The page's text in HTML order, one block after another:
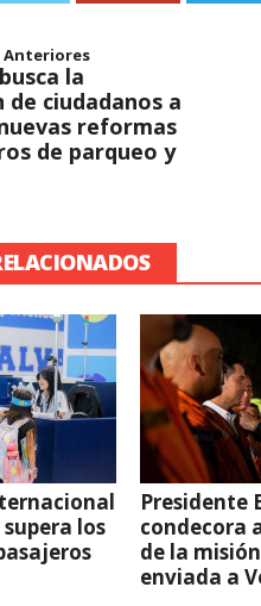
Anteriores
la
ciudadanos a
reformas
de parqueo y
los
Presidente
condecora
de la
enviada a